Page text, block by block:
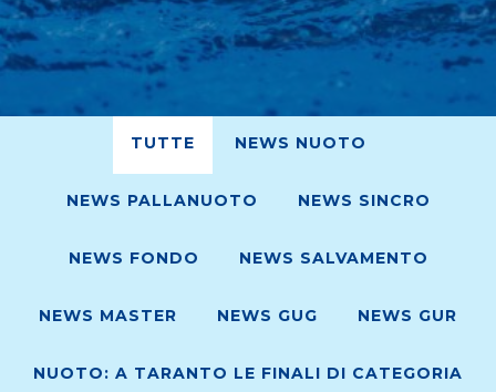
TUTTE NEWS NUOTO
NEWS PALLANUOTO NEWS SINCRO
NEWS FONDO NEWS SALVAMENTO
NEWS MASTER NEWS GUG NEWS GUR
NUOTO: A TARANTO LE FINALI DI CATEGORIA